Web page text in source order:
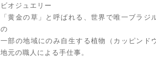
ビオジュエリー
「黄金の草」と呼ばれる、世界で唯一ブラジ
の
一部の地域にのみ自生する植物（カッピンド
地元の職人による手仕事。